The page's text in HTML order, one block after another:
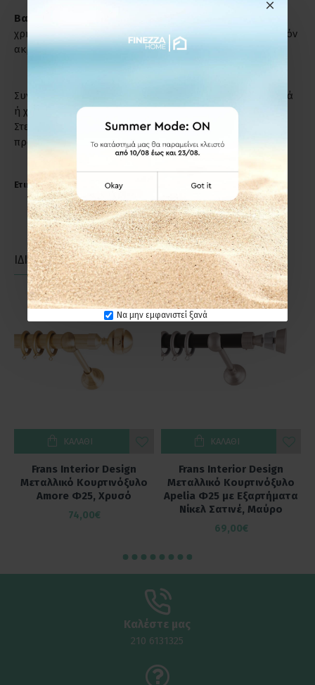
Να μην εμφανιστεί ξανά
Βαριά Χρήση:
χρήση. Ενδύκνυνται για επαγγελματικούς χώρους γι' αυτόν
ακριβώς το λόγο.
Συντήρηση: Μη χρησιμοποιείτε απορρυπαντικά, καυστικά
ή χλωριούχα υγρά για τον καθαρισμό των προϊόντων.
Στεγνό πανί ή σκέτο νερό, αρκούν για να διατηρήσετε το
προϊόν σε άριστη κατάσταση.
Ετικέτες: Anartisi TRIANTAFYLO Φ25 Κουρτινόξυλο Αντικέ
ΙΔΙΑΣ ΚΑΤΗΓΟΡΙΑΣ ΙΔΙΑΣ ΕΤΑΙΡΕΙΑΣ
Frans Interior Design
Μεταλλικό Κουρτινόξυλο
Amore Φ25, Χρυσό
74,00€
ΚΑΛΆΘΙ
Frans Interior Design
Μεταλλικό Κουρτινόξυλο
Apelia Φ25 με Εξαρτήματα
Νίκελ Σατινέ, Μαύρο
69,00€
ΚΑΛΆΘΙ
Καλέστε μας
210 6131325